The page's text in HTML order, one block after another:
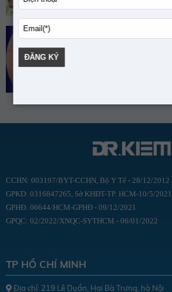
CCHN: 003197/BYT-CCHN, Bộ Y Tế - 28/12/2012
GPKD: 0316847265, Sở KHĐT-TP. HCM-10/5/2021
GPHĐ: 06644/HCM-GPHĐ - 09/12/2021
GPQC: 02/2022/XNQC-SYTHCM - 06/01/2022
TP HỒ CHÍ MINH
Địa chỉ: 219 Lê Duẩn, Hai Bà Trưng, hà Nội